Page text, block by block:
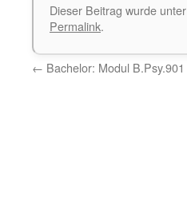
Dieser Beitrag wurde unter
Permalink.
← Bachelor: Modul B.Psy.901